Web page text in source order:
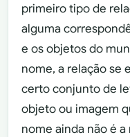
primeiro tipo de
alguma
e os objetos do
nome, a relação se
certo conjunto de
objeto ou imagem
nome ainda não é